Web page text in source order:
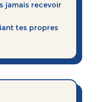
jamais recevoir
tes propres